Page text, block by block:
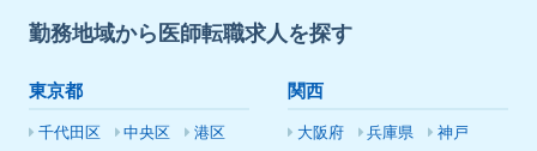
勤務地域から医師転職求人を探す
東京都
千代田区 中央区
港区
関西
大阪府 兵庫県
神戸